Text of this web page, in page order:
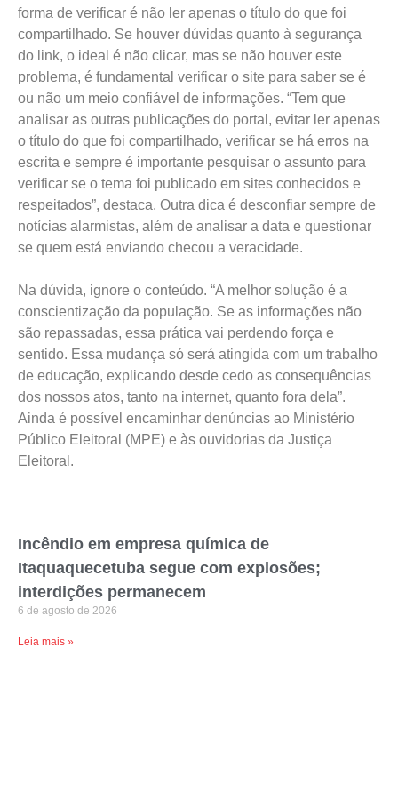
forma de verificar é não ler apenas o título do que foi
compartilhado. Se houver dúvidas quanto à segurança
do link, o ideal é não clicar, mas se não houver este
problema, é fundamental verificar o site para saber se é
ou não um meio confiável de informações. “Tem que
analisar as outras publicações do portal, evitar ler apenas
o título do que foi compartilhado, verificar se há erros na
escrita e sempre é importante pesquisar o assunto para
verificar se o tema foi publicado em sites conhecidos e
respeitados”, destaca. Outra dica é desconfiar sempre de
notícias alarmistas, além de analisar a data e questionar
se quem está enviando checou a veracidade.
Na dúvida, ignore o conteúdo. “A melhor solução é a
conscientização da população. Se as informações não
são repassadas, essa prática vai perdendo força e
sentido. Essa mudança só será atingida com um trabalho
de educação, explicando desde cedo as consequências
dos nossos atos, tanto na internet, quanto fora dela”.
Ainda é possível encaminhar denúncias ao Ministério
Público Eleitoral (MPE) e às ouvidorias da Justiça
Eleitoral.
Incêndio em empresa química de
Itaquaquecetuba segue com explosões;
interdições permanecem
6 de agosto de 2026
Leia mais »